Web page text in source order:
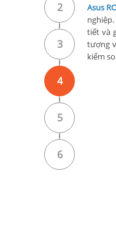
2
3
4
5
6
Asus
tiết và
tượng
kiểm